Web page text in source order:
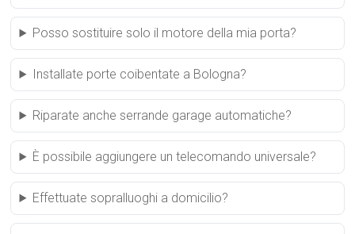
Posso sostituire solo il motore della mia porta?
Installate porte coibentate a Bologna?
Riparate anche serrande garage automatiche?
È possibile aggiungere un telecomando universale?
Effettuate sopralluoghi a domicilio?